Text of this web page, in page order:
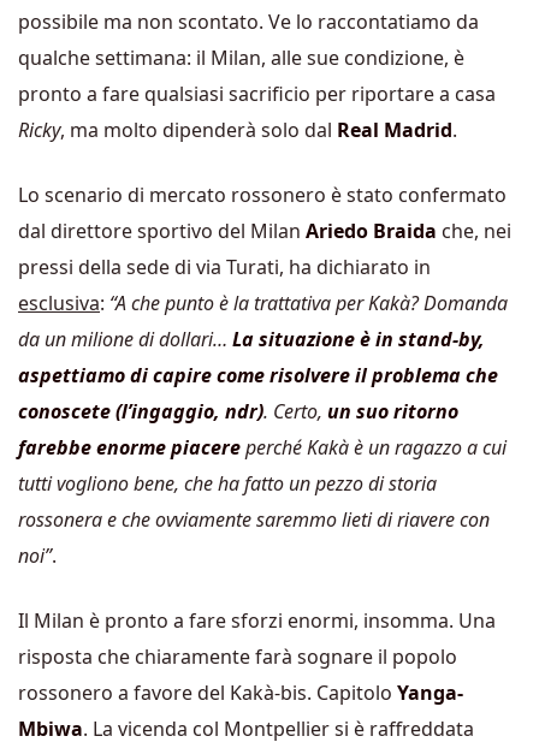
possibile ma non scontato. Ve lo raccontatiamo da
qualche settimana: il Milan, alle sue condizione, è
pronto a fare qualsiasi sacrificio per riportare a casa
Ricky, ma molto dipenderà solo dal Real Madrid.
Lo scenario di mercato rossonero è stato confermato
dal direttore sportivo del Milan Ariedo Braida che, nei
pressi della sede di via Turati, ha dichiarato in
esclusiva: “A che punto è la trattativa per Kakà? Domanda
da un milione di dollari… La situazione è in stand-by,
aspettiamo di capire come risolvere il problema che
conoscete (l’ingaggio, ndr). Certo, un suo ritorno
farebbe enorme piacereperché Kakà è un ragazzo a cui
tutti vogliono bene, che ha fatto un pezzo di storia
rossonera e che ovviamente saremmo lieti di riavere con
noi”.
Il Milan è pronto a fare sforzi enormi, insomma. Una
risposta che chiaramente farà sognare il popolo
rossonero a favore del Kakà-bis. Capitolo Yanga-
Mbiwa. La vicenda col Montpellier si è raffreddata